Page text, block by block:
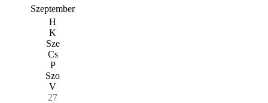
Szeptember
H
K
Sze
Cs
P
Szo
V
27